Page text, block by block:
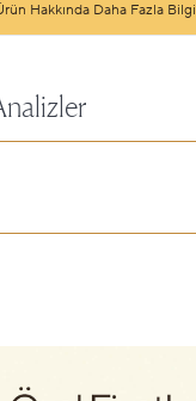
Hakkında Daha Fazla Bilgi